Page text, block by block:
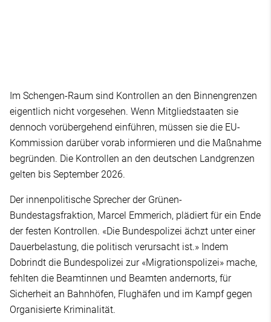
Im Schengen-Raum sind Kontrollen an den Binnengrenzen
eigentlich nicht vorgesehen. Wenn Mitgliedstaaten sie
dennoch vorübergehend einführen, müssen sie die EU-
Kommission darüber vorab informieren und die Maßnahme
begründen. Die Kontrollen an den deutschen Landgrenzen
gelten bis September 2026.
Der innenpolitische Sprecher der Grünen-
Bundestagsfraktion, Marcel Emmerich, plädiert für ein Ende
der festen Kontrollen. «Die Bundespolizei ächzt unter einer
Dauerbelastung, die politisch verursacht ist.» Indem
Dobrindt die Bundespolizei zur «Migrationspolizei» mache,
fehlten die Beamtinnen und Beamten andernorts, für
Sicherheit an Bahnhöfen, Flughäfen und im Kampf gegen
Organisierte Kriminalität.